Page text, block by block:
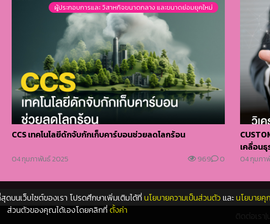
ผู้ประกอบการและ วิสาหกิจขนาดกลาง และขนาดย่อมยุคใหม่
CCS เทคโนโลยีดักจับกักเก็บคาร์บอนช่วยลดโลกร้อน
04 กุมภาพันธ์ 2025 969 0
เคลื่อนธุ
04 กุมภา
บนเว็บไซต์ของเรา โปรดศึกษาเพิ่มเติมได้ที่ นโยบายความเป็นส่วนตัว และนโยบายคุ
ส่วนตัวของคุณได้เองโดยคลิกที่ตั้งค่า